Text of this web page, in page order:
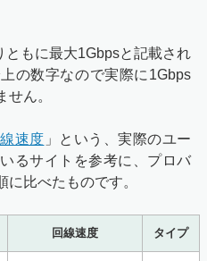
ともに最大1Gbpsと記載され
の数字なので実際に1Gbps
ん。
速度 」という、実際のユー
るサイトを参考に、プロバ
比べたものです。
回線速度 タイプ